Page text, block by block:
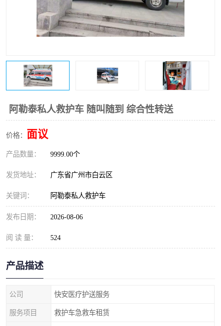
阿勒泰私人救护车 随叫随到 综合性转送
价格： 面议
产品数量： 9999.00个
发货地址： 广东省广州市白云区
关键词： 阿勒泰私人救护车
发布日期： 2026-08-06
阅 读 量： 524
产品描述
公司 快安医疗护送服务
服务项目 救护车急救车租赁
长途救护车租赁 长途救护车出租